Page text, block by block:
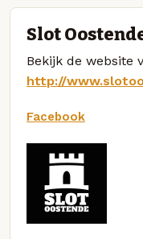
Slot
Bekijk de website
http://
Facebook